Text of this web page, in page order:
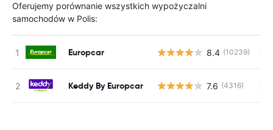
Oferujemy porównanie wszystkich wypożyczalni
samochodów w Polis:
Europcar 8.4 (10239)
Keddy By Europcar 7.6 (4316)